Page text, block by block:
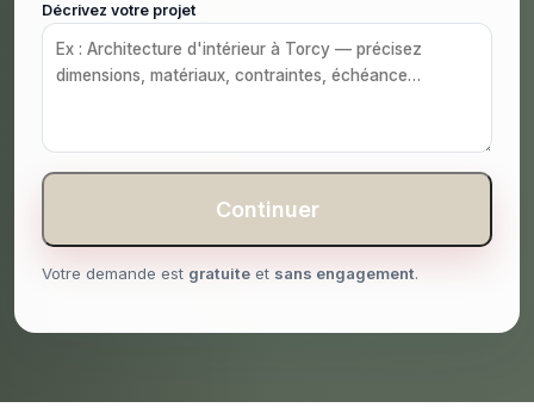
Décrivez votre projet
Continuer
Votre demande est gratuite et sans engagement.